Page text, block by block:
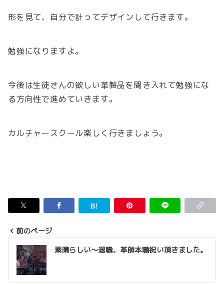
形を見て、自分で計ってデザインして行きます。
勉強になりますよ。
今後は生徒さんの欲しい革製品を聞き入れて勉強にな
る方向性で進めていきます。
カルチャースクール楽しく行きましょう。
投
稿
ナ
前のページ
素晴らしい～退職、革師本職祝い頂きました。